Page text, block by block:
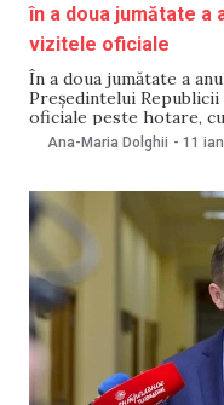
în a doua jumătate a
vizitele oficiale
În a doua jumătate a
Președintelui
oficiale peste hotare,
000 de lei. Datele se
instituția
Ana-Maria Dolghii - 11